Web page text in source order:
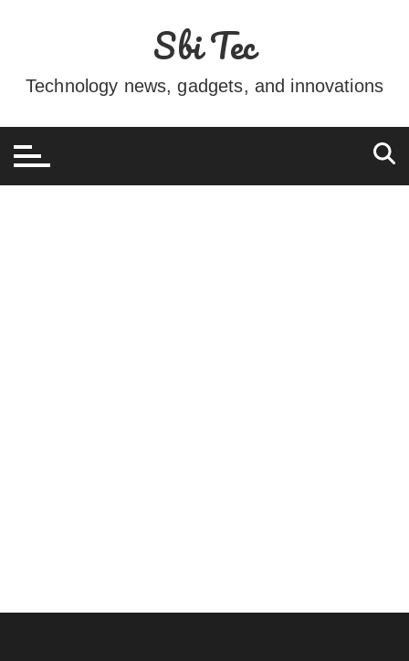
conteúdo
Sbi Tec
Technology news, gadgets, and innovations